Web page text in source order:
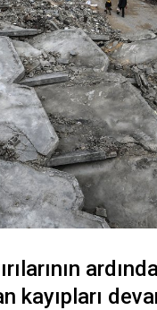
kayıpları